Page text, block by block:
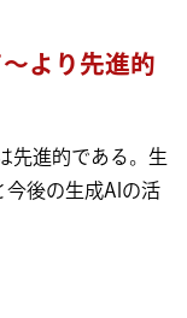
より先進的
先進的である。生
今後の生成AIの活